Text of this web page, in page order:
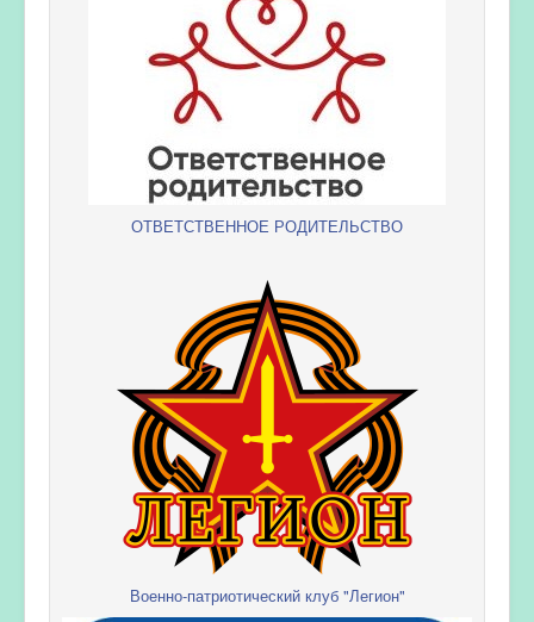
ОТВЕТСТВЕННОЕ РОДИТЕЛЬСТВО
Военно-патриотический клуб "Легион"